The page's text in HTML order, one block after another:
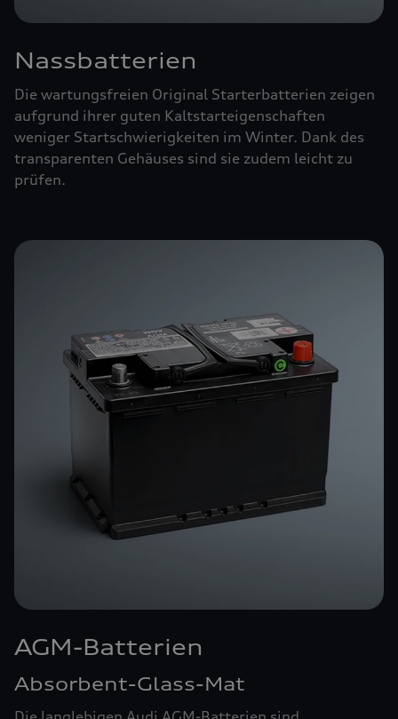
Nassbatterien
Die wartungsfreien Original Starterbatterien zeigen
aufgrund ihrer guten Kaltstarteigenschaften
weniger Startschwierigkeiten im Winter. Dank des
transparenten Gehäuses sind sie zudem leicht zu
prüfen.
AGM-Batterien
Absorbent-Glass-Mat